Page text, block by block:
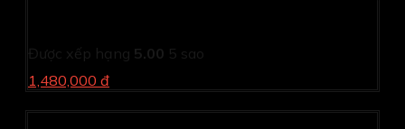
Được xếp hạng 5.00 5 sao
1,480,000 đ